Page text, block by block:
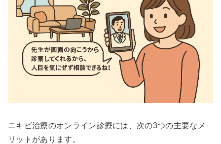
ニキビ治療のオンライン診療には、次の3つの主要なメ
リットがあります。